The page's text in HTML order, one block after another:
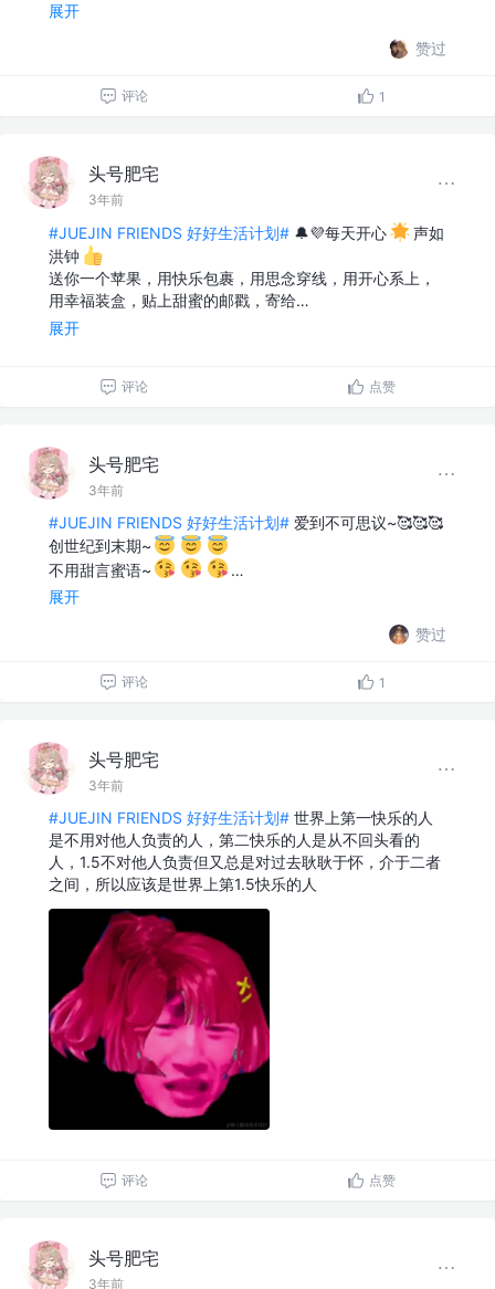
展开
赞过
评论 1
头号肥宅
3年前
#JUEJIN FRIENDS 好好生活计划# 🔔💜每天开心
声如
洪钟
送你一个苹果，用快乐包裹，用思念穿线，用开心系上，
用幸福装盒，贴上甜蜜的邮戳，寄给…
展开
评论 点赞
头号肥宅
3年前
#JUEJIN FRIENDS 好好生活计划# 爱到不可思议~🥰🥰🥰
创世纪到末期~
不用甜言蜜语~
…
展开
赞过
评论 1
头号肥宅
3年前
#JUEJIN FRIENDS 好好生活计划# 世界上第一快乐的人
是不用对他人负责的人，第二快乐的人是从不回头看的
人，1.5不对他人负责但又总是对过去耿耿于怀，介于二者
之间，所以应该是世界上第1.5快乐的人​
评论 点赞
头号肥宅
3年前